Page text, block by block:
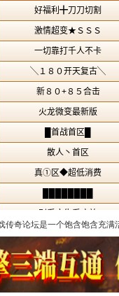
传奇论坛是一个饱含饱含充满